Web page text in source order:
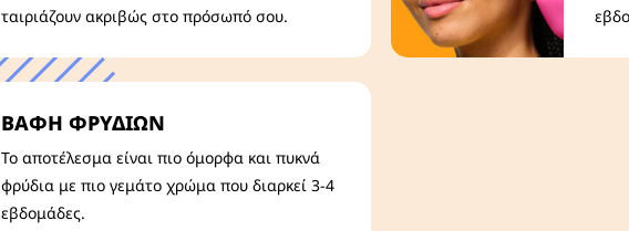
ταιριάζουν ακριβώς στο πρόσωπό σου.
ΒΑΦΗ ΦΡΥΔΙΩΝ
Το αποτέλεσμα είναι πιο όμορφα και πυκνά
φρύδια με πιο γεμάτο χρώμα που διαρκεί 3-4
εβδομάδες.